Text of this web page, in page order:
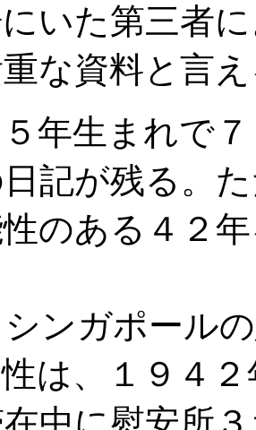
いた第三者
な資料と言
年生まれで
記が残る。
のある４２
ンガポール
は、１９４